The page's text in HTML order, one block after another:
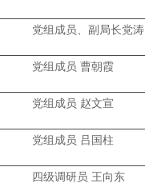
党组成员、副局长党涛
党组成员 曹朝霞
党组成员 赵文宣
党组成员 吕国柱
四级调研员 王向东